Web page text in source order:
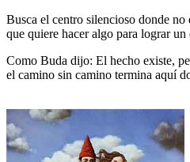
Busca el centro silencioso donde no
que quiere hacer algo para lograr un
Como Buda dijo: El hecho existe,
el camino sin camino termina aquí